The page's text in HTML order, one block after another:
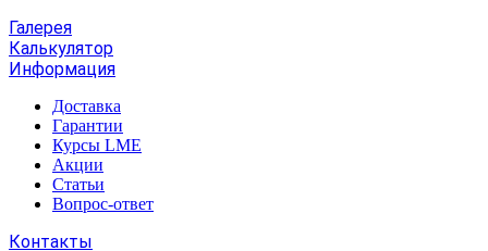
Галерея
Калькулятор
Информация
Доставка
Гарантии
Курсы LME
Акции
Статьи
Вопрос-ответ
Контакты